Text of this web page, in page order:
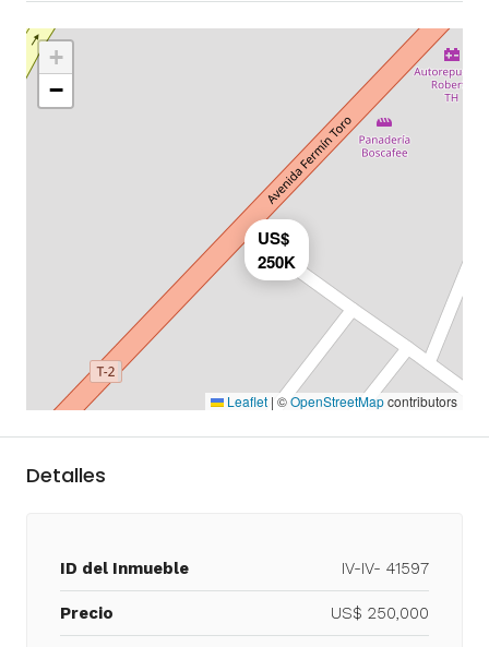
US$
250K
+
−
Leaflet | ©OpenStreetMapcontributors
Detalles
ID del Inmueble IV-IV- 41597
Precio US$ 250,000